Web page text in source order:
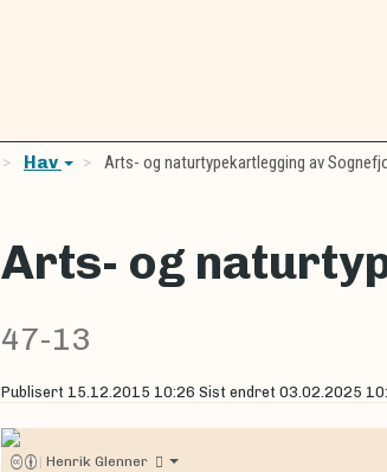
Hav Arts- og naturtypekartlegging av
Arts- og
47-13
Publisert 15.12.2015 10:26 Sist endret 03.02.2025
| Henrik Glenner